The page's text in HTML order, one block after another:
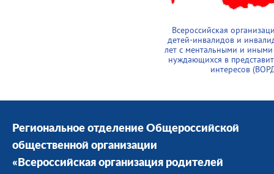
Всероссийская
детей-инвалидов и
лет с ментальными и
нуждающихся в
интересов
Региональное отделение Общероссийской
общественной организации
«Всероссийская организация родителей